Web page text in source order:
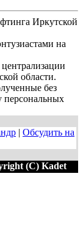
Иркутской
на
области.
без
персональных
| Обсудить на
(C) Kadet